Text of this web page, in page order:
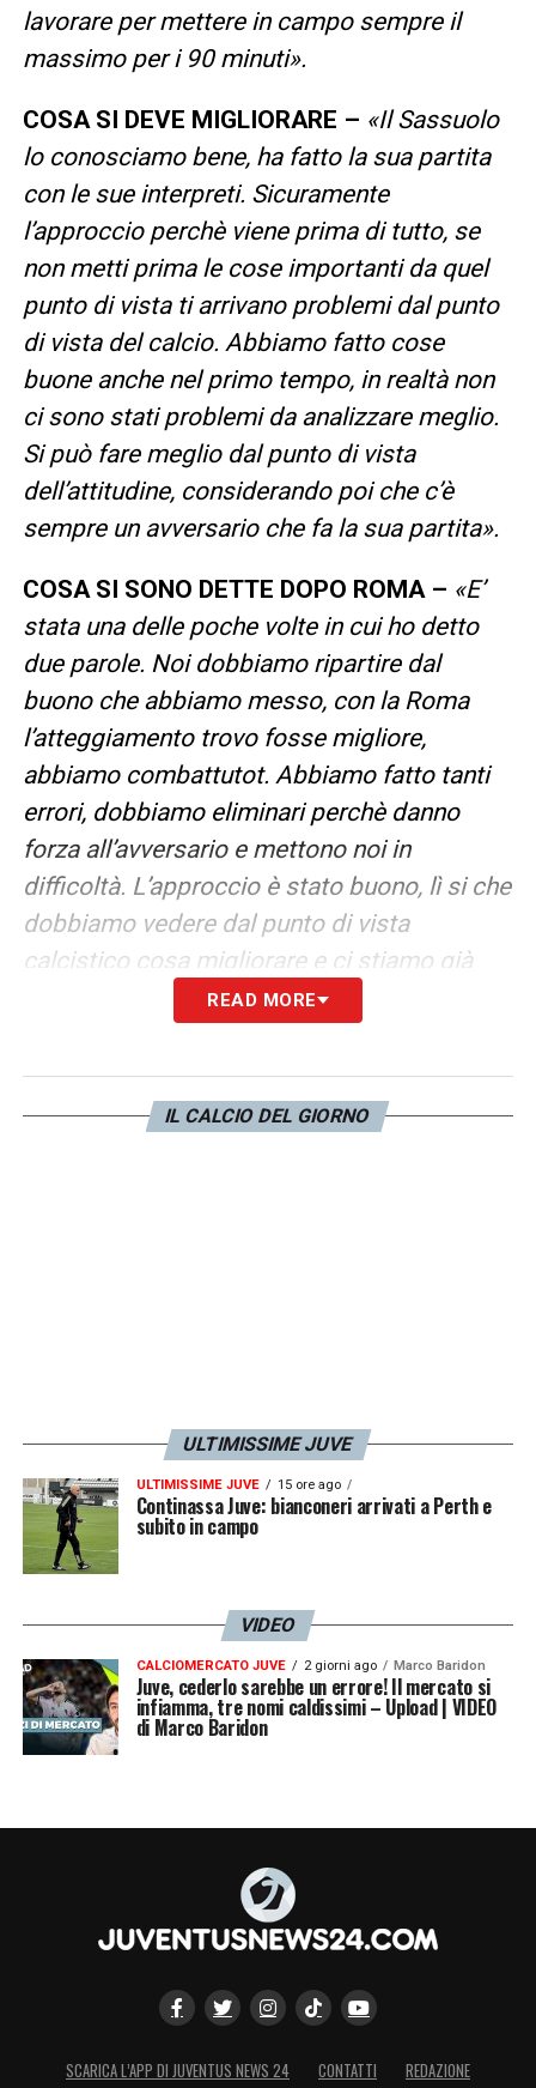
lavorare per mettere in campo sempre il
massimo per i 90 minuti».
COSA SI DEVE MIGLIORARE – «Il Sassuolo
lo conosciamo bene, ha fatto la sua partita
con le sue interpreti. Sicuramente
l’approccio perchè viene prima di tutto, se
non metti prima le cose importanti da quel
punto di vista ti arrivano problemi dal punto
di vista del calcio. Abbiamo fatto cose
buone anche nel primo tempo, in realtà non
ci sono stati problemi da analizzare meglio.
Si può fare meglio dal punto di vista
dell’attitudine, considerando poi che c’è
sempre un avversario che fa la sua partita».
COSA SI SONO DETTE DOPO ROMA – «E’
stata una delle poche volte in cui ho detto
due parole. Noi dobbiamo ripartire dal
buono che abbiamo messo, con la Roma
l’atteggiamento trovo fosse migliore,
abbiamo combattutot. Abbiamo fatto tanti
errori, dobbiamo eliminari perchè danno
forza all’avversario e mettono noi in
difficoltà. L’approccio è stato buono, lì si che
dobbiamo vedere dal punto di vista
calcistico cosa migliorare e ci stiamo già
Sicuramente vorrei fare bene con la
Juventus e credo che siamo abituati bene.
READ MORE
IL CALCIO DEL GIORNO
ULTIMISSIME JUVE
ULTIMISSIME JUVE 15 ore ago
Continassa Juve: bianconeri arrivati a Perth e
subito in campo
VIDEO
CALCIOMERCATO JUVE 2 giorni ago Marco Baridon
Juve, cederlo sarebbe un errore! Il mercato si
infiamma, tre nomi caldissimi – Upload | VIDEO
di Marco Baridon
SCARICA L’APP DI JUVENTUS NEWS 24 CONTATTI REDAZIONE